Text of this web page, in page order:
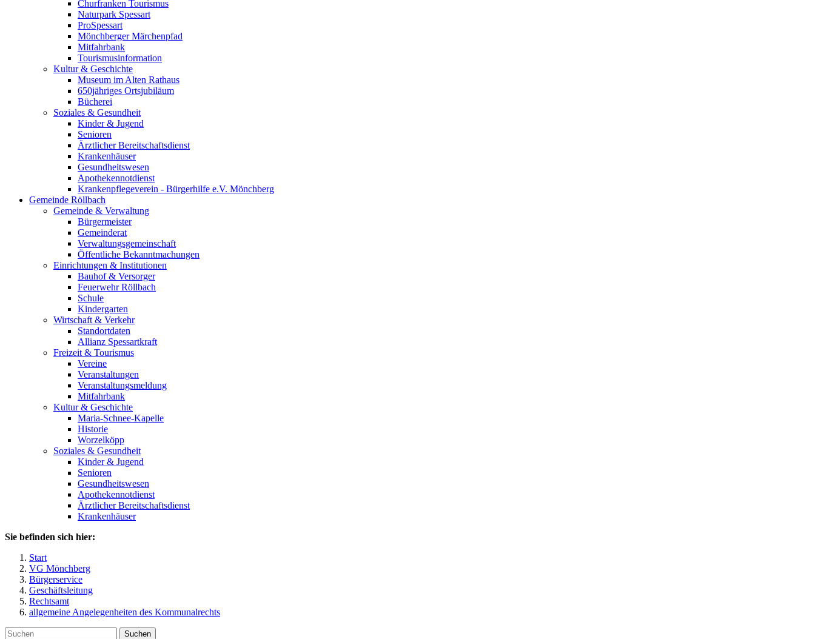
Churfranken Tourismus
Naturpark Spessart
ProSpessart
Mönchberger Märchenpfad
Mitfahrbank
Tourismusinformation
Kultur & Geschichte
Museum im Alten Rathaus
650jähriges Ortsjubiläum
Bücherei
Soziales & Gesundheit
Kinder & Jugend
Senioren
Ärztlicher Bereitschaftsdienst
Krankenhäuser
Gesundheitswesen
Apothekennotdienst
Krankenpflegeverein - Bürgerhilfe e.V. Mönchberg
Gemeinde Röllbach
Gemeinde & Verwaltung
Bürgermeister
Gemeinderat
Verwaltungsgemeinschaft
Öffentliche Bekanntmachungen
Einrichtungen & Institutionen
Bauhof & Versorger
Feuerwehr Röllbach
Schule
Kindergarten
Wirtschaft & Verkehr
Standortdaten
Allianz Spessartkraft
Freizeit & Tourismus
Vereine
Veranstaltungen
Veranstaltungsmeldung
Mitfahrbank
Kultur & Geschichte
Maria-Schnee-Kapelle
Historie
Worzelköpp
Soziales & Gesundheit
Kinder & Jugend
Senioren
Gesundheitswesen
Apothekennotdienst
Ärztlicher Bereitschaftsdienst
Krankenhäuser
Sie befinden sich hier:
Start
VG Mönchberg
Bürgerservice
Geschäftsleitung
Rechtsamt
allgemeine Angelegenheiten des Kommunalrechts
Suchen